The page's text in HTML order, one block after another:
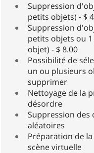
Suppression
petits objets) - $
Suppression
petits objets ou
objet) - $ 8.00
Possibilité de
un ou plusieurs
supprimer
Nettoyage de la
désordre
Suppression des
aléatoires
Préparation de
scène virtuelle